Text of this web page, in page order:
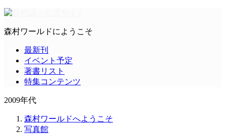
森村ワールドにようこそ
最新刊
イベント予定
著書リスト
特集コンテンツ
2009年代
森村ワールドへようこそ
写真館